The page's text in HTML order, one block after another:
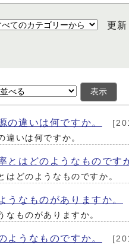
更
表示
の違いは何ですか。
違いは何ですか。
とはどのようなものです
はどのようなものですか。
うなものがありますか。
なものがありますか。
ようなものですか。